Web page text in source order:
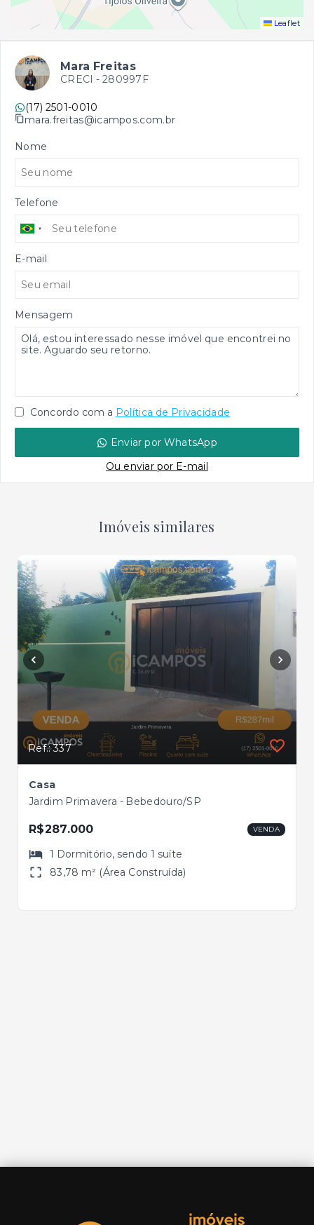
Leaflet
Mara Freitas
CRECI - 280997F
(17) 2501-0010
mara.freitas@icampos.com.br
Nome
Telefone
E-mail
Mensagem
Concordo com a Política de Privacidade
Enviar por WhatsApp
Ou enviar por E-mail
Imóveis similares
Ref.: 337
Casa
Jardim Primavera - Bebedouro/SP
R$287.000 VENDA
1 Dormitório, sendo 1 suíte
83,78 m² (Área Construída)